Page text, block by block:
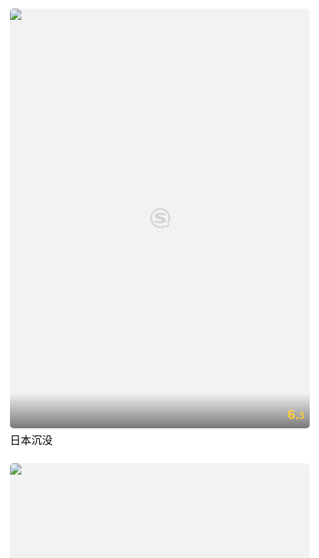
6.3
日本沉没